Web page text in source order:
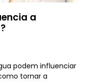
a
podem influenciar
tornar a